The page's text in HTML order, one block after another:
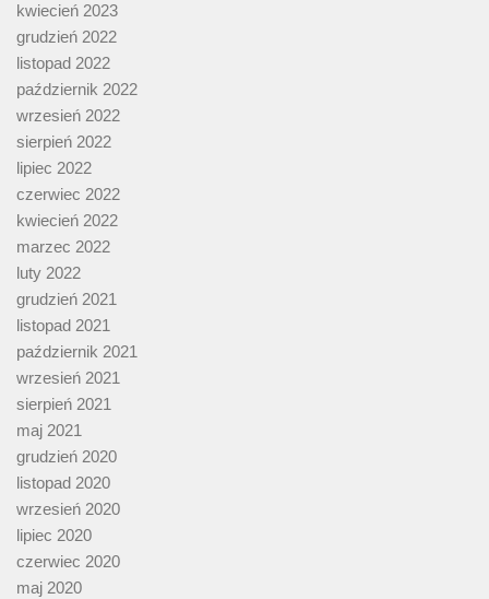
kwiecień 2023
grudzień 2022
listopad 2022
październik 2022
wrzesień 2022
sierpień 2022
lipiec 2022
czerwiec 2022
kwiecień 2022
marzec 2022
luty 2022
grudzień 2021
listopad 2021
październik 2021
wrzesień 2021
sierpień 2021
maj 2021
grudzień 2020
listopad 2020
wrzesień 2020
lipiec 2020
czerwiec 2020
maj 2020